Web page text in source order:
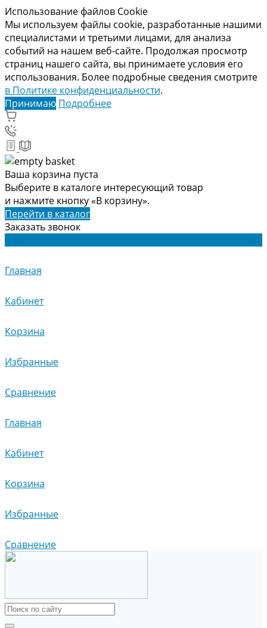
Использование файлов Cookie
Мы используем файлы cookie, разработанные нашими
специалистами и третьими лицами, для анализа
событий на нашем веб-сайте. Продолжая просмотр
страниц нашего сайта, вы принимаете условия его
использования. Более подробные сведения смотрите
в Политике конфиденциальности.
Принимаю Подробнее
Ваша корзина пуста
Выберите в каталоге интересующий товар
и нажмите кнопку «В корзину».
Перейти в каталог
Заказать звонок
Главная
Кабинет
Корзина
Избранные
Сравнение
Главная
Кабинет
Корзина
Избранные
Сравнение